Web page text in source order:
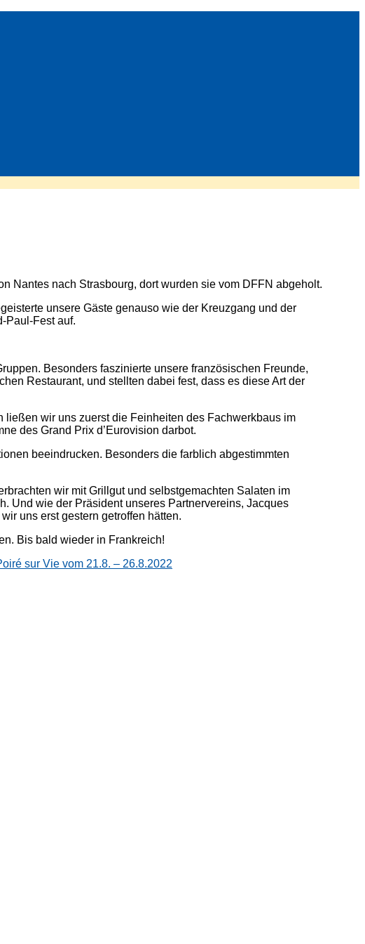
Nantes nach Strasbourg, dort wurden sie vom DFFN abgeholt.
unsere Gäste genauso wie der Kreuzgang und der
Paul-Fest auf.
Besonders faszinierte unsere französischen Freunde,
Restaurant, und stellten dabei fest, dass es diese Art der
wir uns zuerst die Feinheiten des Fachwerkbaus im
des Grand Prix d’Eurovision darbot.
beeindrucken. Besonders die farblich abgestimmten
wir mit Grillgut und selbstgemachten Salaten im
Und wie der Präsident unseres Partnervereins, Jacques
uns erst gestern getroffen hätten.
Bis bald wieder in Frankreich!
sur Vie vom 21.8. – 26.8.2022